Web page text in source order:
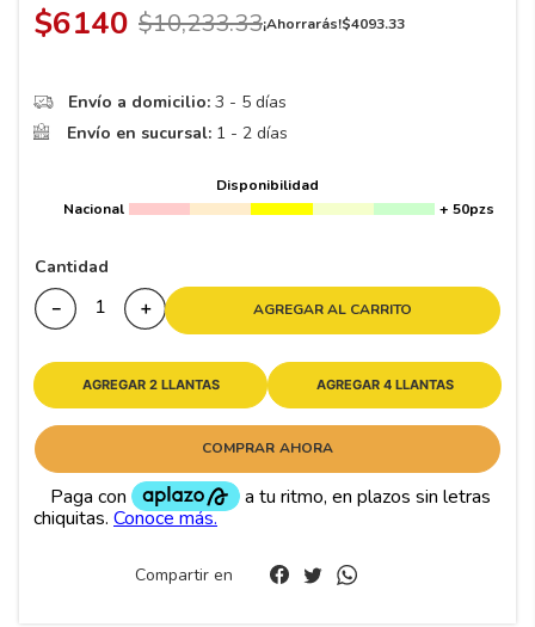
$6140 $10,233.33¡Ahorrarás!$4093.33
Envío a domicilio: 3 - 5 días
Envío en sucursal: 1 - 2 días
Disponibilidad
Nacional
+ 50pzs
Cantidad
＋
－ AGREGAR AL CARRITO
AGREGAR 2 LLANTAS AGREGAR 4 LLANTAS
COMPRAR AHORA
Compartir en